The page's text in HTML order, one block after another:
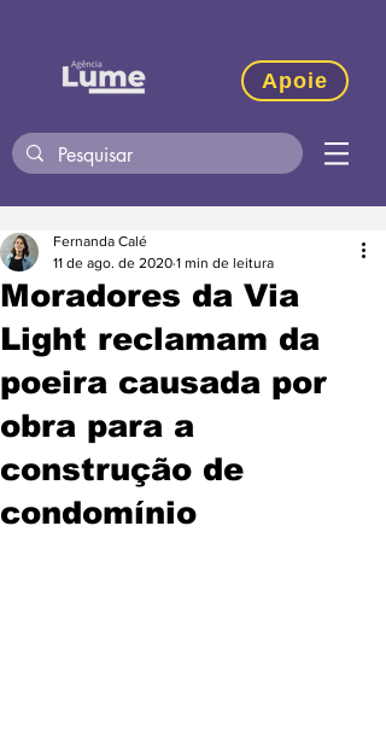
Apoie
Moradores da Via
Light reclamam da
poeira causada por
obra para a
construção de
condomínio
Fernanda Calé
11 de ago. de 2020 1 min de leitura